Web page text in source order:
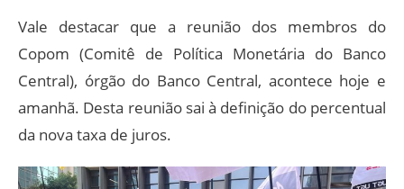
Vale destacar que a reunião dos membros do
Copom (Comitê de Política Monetária do Banco
Central), órgão do Banco Central, acontece hoje e
amanhã. Desta reunião sai à definição do percentual
da nova taxa de juros.